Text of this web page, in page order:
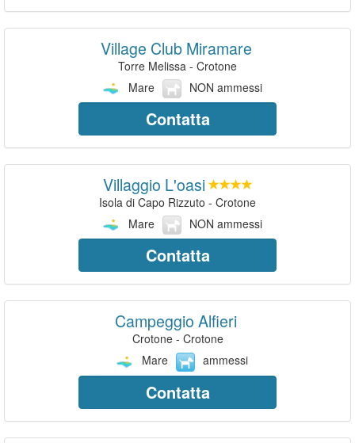
Village Club Miramare
Torre Melissa - Crotone
Mare
NON ammessi
Contatta
Villaggio L'oasi
Isola di Capo Rizzuto - Crotone
Mare
NON ammessi
Contatta
Campeggio Alfieri
Crotone - Crotone
Mare
ammessi
Contatta